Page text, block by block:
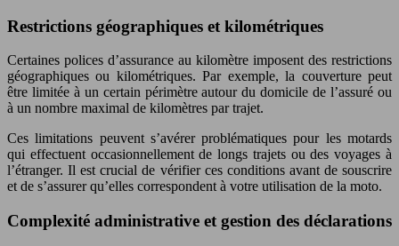
Restrictions géographiques et kilométriques
Certaines polices d’assurance au kilomètre imposent des restrictions
géographiques ou kilométriques. Par exemple, la couverture peut
être limitée à un certain périmètre autour du domicile de l’assuré ou
à un nombre maximal de kilomètres par trajet.
Ces limitations peuvent s’avérer problématiques pour les motards
qui effectuent occasionnellement de longs trajets ou des voyages à
l’étranger. Il est crucial de vérifier ces conditions avant de souscrire
et de s’assurer qu’elles correspondent à votre utilisation de la moto.
Complexité administrative et gestion des déclarations